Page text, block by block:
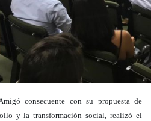
consecuente con su propuesta de
y la transformación social, realizó el